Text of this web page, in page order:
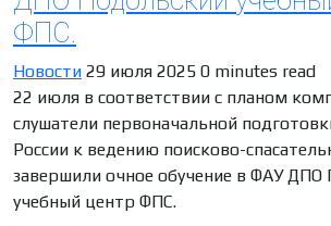
ФПС.
Новости 29 июля 2025 0 minutes read
22 июля в соответствии с планом
слушатели первоначальной
России к ведению поисково-
завершили очное обучение в ФАУ ДПО
учебный центр ФПС.